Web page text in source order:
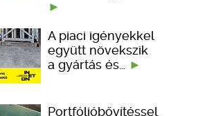
A piaci igényekkel
együtt növekszik
a gyártás és…
Portfólióbővítéssel